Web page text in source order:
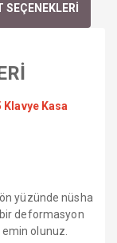
SEÇENEKLERİ
Kasa
yüzünde nüsha
deformasyon
olunuz.